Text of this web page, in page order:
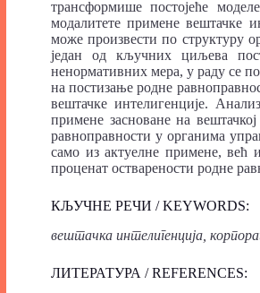
трансформише постојеће
модалитете примене вештачке
може произвести по структуру
један од кључних циљева
ненормативних мера, у раду се
на постизање родне
вештачке интелигенције.
примене засноване на
равноправности у органима
само из актуелне примене, већ
проценат остварености родне
КЉУЧНЕ РЕЧИ / KEYWORDS:
вештачка интелигенција,
ЛИТЕРАТУРА / REFERENCES: